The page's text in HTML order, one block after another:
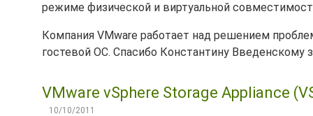
режиме физической и виртуальной
Компания VMware работает над решением
гостевой ОС. Спасибо Константину Введенскому
VMware vSphere Storage Appliance
10/10/2011